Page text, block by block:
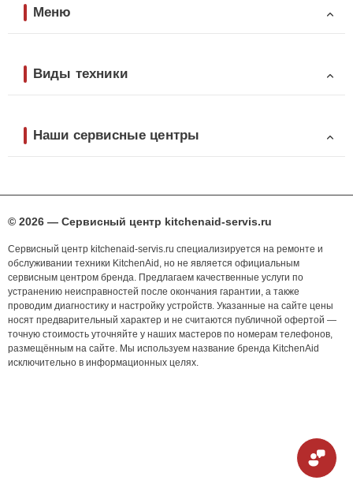
Меню
Виды техники
Наши сервисные центры
© 2026 — Сервисный центр kitchenaid-servis.ru
Сервисный центр kitchenaid-servis.ru специализируется на ремонте и
обслуживании техники KitchenAid, но не является официальным
сервисным центром бренда. Предлагаем качественные услуги по
устранению неисправностей после окончания гарантии, а также
проводим диагностику и настройку устройств. Указанные на сайте цены
носят предварительный характер и не считаются публичной офертой —
точную стоимость уточняйте у наших мастеров по номерам телефонов,
размещённым на сайте. Мы используем название бренда KitchenAid
исключительно в информационных целях.